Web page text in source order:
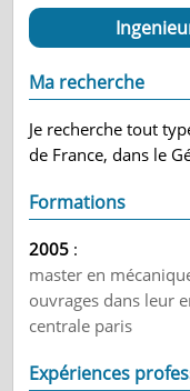
Ma recherche
Je recherche tout
de France, dans le
Formations
2005 :
master en
ouvrages dans leur
centrale paris
Expériences